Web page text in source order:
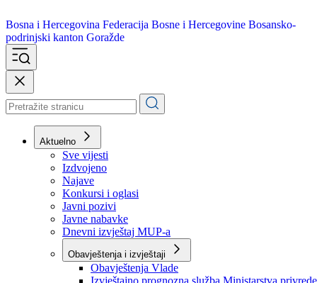
Bosna i Hercegovina
podrinjski kanton Goražde
Aktuelno
Sve vijesti
Izdvojeno
Najave
Konkursi i oglasi
Javni pozivi
Javne nabavke
Dnevni izvještaj MUP-a